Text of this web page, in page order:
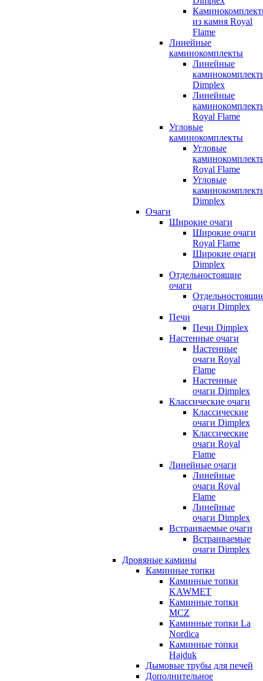
из камня Royal
Flame
Линейные
каминокомплекты
Линейные
Dimplex
Линейные
Royal Flame
Угловые
каминокомплекты
Угловые
Royal Flame
Угловые
Dimplex
Очаги
Широкие очаги
Широкие очаги
Royal Flame
Широкие очаги
Dimplex
Отдельностоящие
очаги
очаги Dimplex
Печи
Печи Dimplex
Настенные очаги
Настенные
очаги Royal
Flame
Настенные
очаги Dimplex
Классические очаги
Классические
очаги Dimplex
Классические
очаги Royal
Flame
Линейные очаги
Линейные
очаги Royal
Flame
Линейные
очаги Dimplex
Встраиваемые очаги
Встраиваемые
очаги Dimplex
Дровяные камины
Каминные топки
Каминные топки
KAWMET
Каминные топки
MCZ
Каминные топки La
Nordica
Каминные топки
Hajduk
Дымовые трубы для печей
Дополнительное